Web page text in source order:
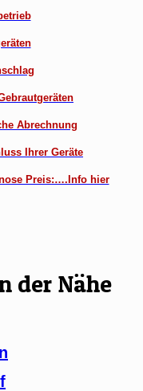
Abrechnung
Ihrer Geräte
Preis:….Info hier
der Nähe